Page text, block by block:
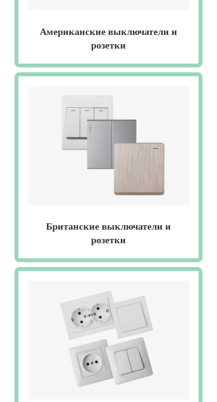
Американские выключатели и
розетки
Британские выключатели и
розетки